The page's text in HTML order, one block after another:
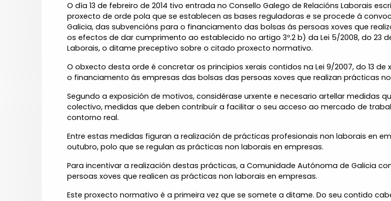
O día 13 de febreiro de 2014 tivo entrada no Consello Galego de Relacións Laborais
proxecto de orde pola que se establecen as bases reguladoras e se procede á
Galicia, das subvencións para o financiamento das bolsas ás persoas xoves que
os efectos de dar cumprimento ao establecido no artigo 3º.2 b) da Lei 5/2008, do 23
Laborais, o ditame preceptivo sobre o citado proxecto normativo.
O obxecto desta orde é concretar os principios xerais contidos na Lei 9/2007, do 13
o financiamento ás empresas das bolsas das persoas xoves que realizan prácticas
Segundo a exposición de motivos, considérase urxente e necesario artellar medidas
colectivo, medidas que deben contribuír a facilitar o seu acceso ao mercado de
contorno real.
Entre estas medidas figuran a realización de prácticas profesionais non laborais en
outubro, polo que se regulan as prácticas non laborais en empresas.
Para incentivar a realización destas prácticas, a Comunidade Autónoma de Galicia
persoas xoves que realicen as prácticas non laborais en empresas.
Este proxecto normativo é a primeira vez que se somete a ditame. Do seu contido